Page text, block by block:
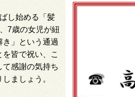
し始める
「髪
7歳の女児が紐
き」
という通過
皆で祝い、
こ
て感謝の気持ち
しましょう。